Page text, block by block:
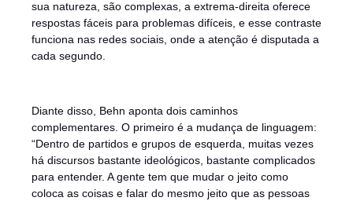
sua natureza, são complexas, a extrema-direita oferece
respostas fáceis para problemas difíceis, e esse contraste
funciona nas redes sociais, onde a atenção é disputada a
cada segundo.
Diante disso, Behn aponta dois caminhos
complementares. O primeiro é a mudança de linguagem:
“Dentro de partidos e grupos de esquerda, muitas vezes
há discursos bastante ideológicos, bastante complicados
para entender. A gente tem que mudar o jeito como
coloca as coisas e falar do mesmo jeito que as pessoas